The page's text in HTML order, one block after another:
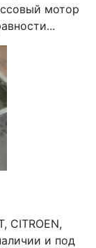
мотор
CITROEN,
и под